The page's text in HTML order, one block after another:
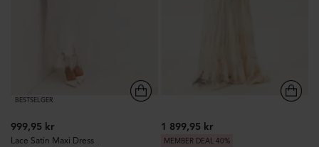
BESTSELGER
999,95 kr
Lace Satin Maxi Dress
1 899,95 kr
MEMBER DEAL 40%